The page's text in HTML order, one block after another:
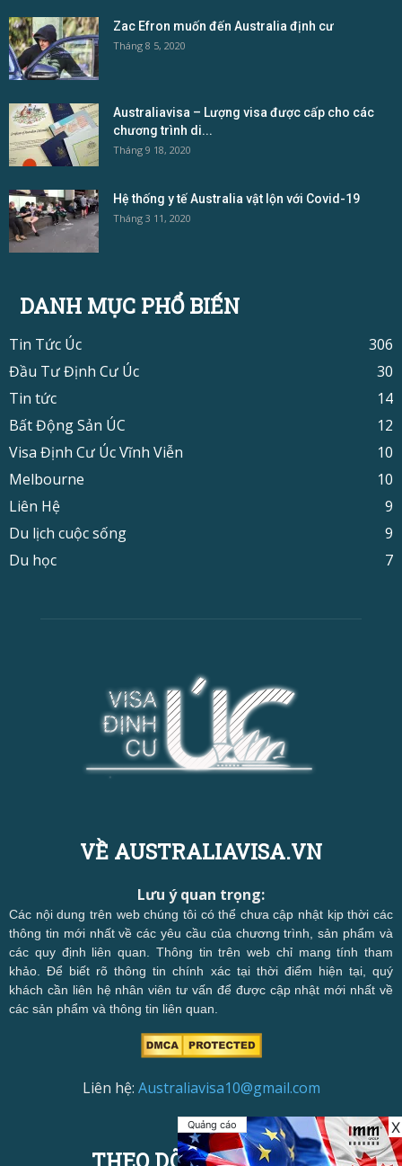
Quảng cáo X
Zac Efron muốn đến Australia định cư
Tháng 8 5, 2020
Australiavisa – Lượng visa được cấp cho các
chương trình di...
Tháng 9 18, 2020
Hệ thống y tế Australia vật lộn với Covid-19
Tháng 3 11, 2020
DANH MỤC PHỔ BIẾN
Tin Tức Úc
306
Đầu Tư Định Cư Úc
30
Tin tức
14
Bất Động Sản ÚC
12
Visa Định Cư Úc Vĩnh Viễn
10
Melbourne
10
Liên Hệ
9
Du lịch cuộc sống
9
Du học
7
VỀ AUSTRALIAVISA.VN
Lưu ý quan trọng:
Các nội dung trên web chúng tôi có thể chưa cập nhật kịp thời các
thông tin mới nhất về các yêu cầu của chương trình, sản phẩm và
các quy định liên quan. Thông tin trên web chỉ mang tính tham
khảo. Để biết rõ thông tin chính xác tại thời điểm hiện tại, quý
khách cần liên hệ nhân viên tư vấn để được cập nhật mới nhất về
các sản phẩm và thông tin liên quan.
Liên hệ: Australiavisa10@gmail.com